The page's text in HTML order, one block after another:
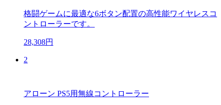
格闘ゲームに最適な6ボタン配置の高性能ワイヤレスコ
ントローラーです。
28,308円
2
アローン PS5用無線コントローラー